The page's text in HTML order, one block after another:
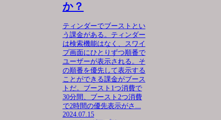
か？
ティンダーでブーストとい
う課金がある。ティンダー
は検索機能はなく、スワイ
プ画面にひとりずつ順番で
ユーザーが表示される。そ
の順番を優先して表示する
ことができる課金がブース
トだ。ブースト1つ消費で
30分間、ブースト2つ消費
で2時間の優先表示がさ...
2024.07.15